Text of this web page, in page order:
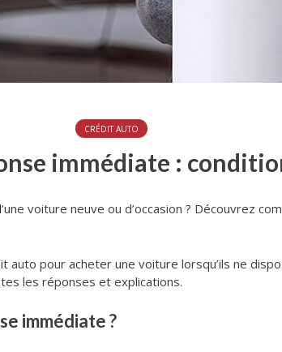
CRÉDIT AUTO
immédiate :
voiture neuve ou d’occasion ? Découvrez
auto pour acheter une voiture lorsqu’ils ne
les réponses et explications.
immédiate ?